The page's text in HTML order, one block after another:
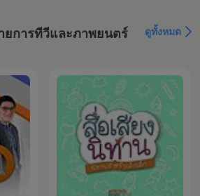
ยการทีวีและภาพยนตร์
ดูทั้งหมด